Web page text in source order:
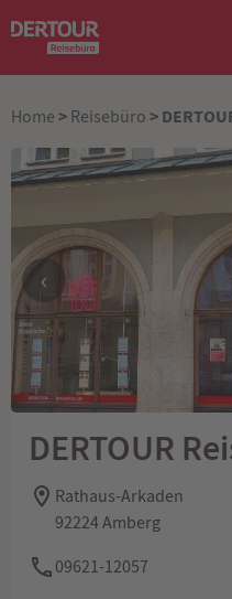
Home > Reisebüro >
‹
DERTOUR
Rathaus-Arkaden
92224 Amberg
09621-12057